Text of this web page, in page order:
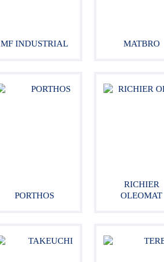
MF INDUSTRIAL MATBRO
PORTHOS
RICHIER
OLEOMAT